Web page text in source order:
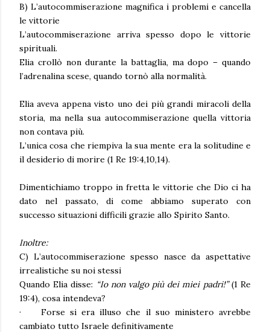
B) L’autocommiserazione magnifica i problemi e cancella
le vittorie
L’autocommiserazione arriva spesso dopo le vittorie
spirituali.
Elia crollò non durante la battaglia, ma dopo – quando
l’adrenalina scese, quando tornò alla normalità.
Elia aveva appena visto uno dei più grandi miracoli della
storia, ma nella sua autocommiserazione quella vittoria
non contava più.
L’unica cosa che riempiva la sua mente era la solitudine e
il desiderio di morire (1 Re 19:4,10,14).
Dimentichiamo troppo in fretta le vittorie che Dio ci ha
dato nel passato, di come abbiamo superato con
successo situazioni difficili grazie allo Spirito Santo.
Inoltre:
C) L’autocommiserazione spesso nasce da aspettative
irrealistiche su noi stessi
Quando Elia disse: “Io non valgo più dei miei padri!” (1 Re
19:4), cosa intendeva?
·
Forse si era illuso che il suo ministero avrebbe
cambiato tutto Israele definitivamente